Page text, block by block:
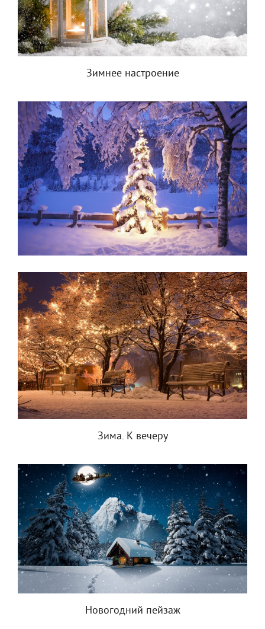
Зимнее настроение
Зима. К вечеру
Новогодний пейзаж